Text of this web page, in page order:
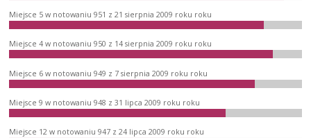
Miejsce 5 w notowaniu 951 z 21 sierpnia 2009 roku roku
Miejsce 4 w notowaniu 950 z 14 sierpnia 2009 roku roku
Miejsce 6 w notowaniu 949 z 7 sierpnia 2009 roku roku
Miejsce 9 w notowaniu 948 z 31 lipca 2009 roku roku
Miejsce 12 w notowaniu 947 z 24 lipca 2009 roku roku